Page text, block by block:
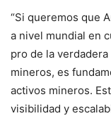
“Si queremos que
a nivel mundial en
pro de la
mineros, es
activos mineros.
visibilidad y